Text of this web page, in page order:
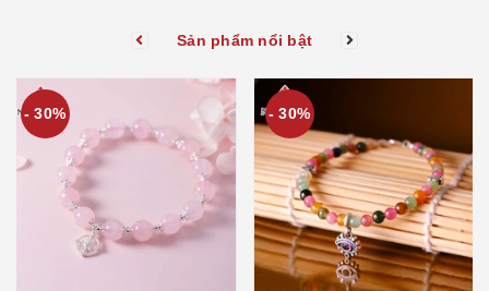
Sản phẩm nổi bật
- 30% - 30%